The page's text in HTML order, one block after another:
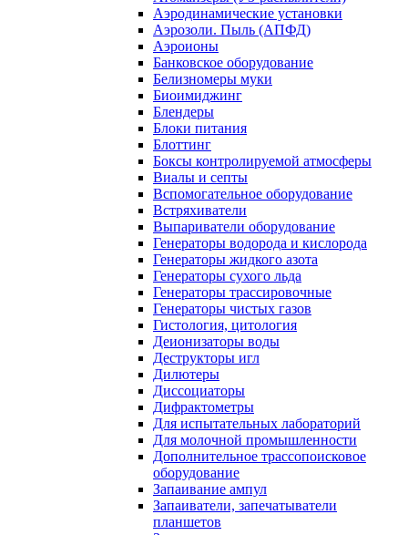
Аэродинамические установки
Аэрозоли. Пыль (АПФД)
Аэроионы
Банковское оборудование
Белизномеры муки
Биоимиджинг
Блендеры
Блоки питания
Блоттинг
Боксы контролируемой атмосферы
Виалы и септы
Вспомогательное оборудование
Встряхиватели
Выпариватели оборудование
Генераторы водорода и кислорода
Генераторы жидкого азота
Генераторы сухого льда
Генераторы трассировочные
Генераторы чистых газов
Гистология, цитология
Деионизаторы воды
Деструкторы игл
Дилютеры
Диссоциаторы
Дифрактометры
Для испытательных лабораторий
Для молочной промышленности
Дополнительное трассопоисковое
оборудование
Запаивание ампул
Запаиватели, запечатыватели
планшетов